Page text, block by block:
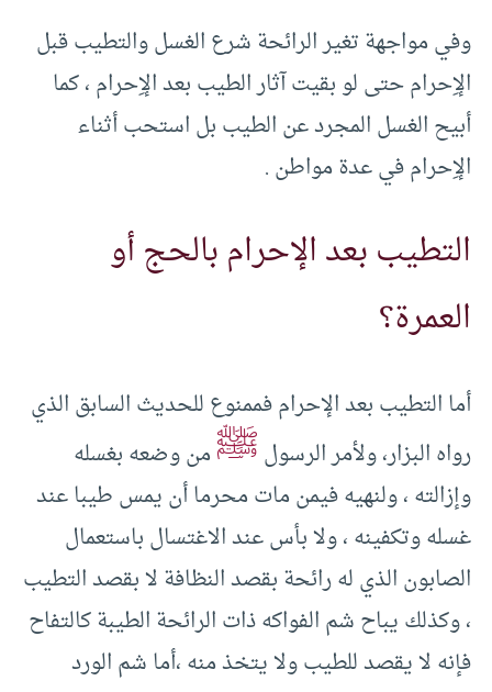
وفي مواجهة تغير الرائحة شرع الغسل والتطيب قبل
الإِحرام حتى لو بقيت آثار الطيب بعد الإِحرام ، كما
أبيح الغسل المجرد عن الطيب بل استحب أثناء
الإِحرام في عدة مواطن .
التطيب بعد الإحرام بالحج أو
العمرة؟
أما التطيب بعد الإحرام فممنوع للحديث السابق الذي
رواه البزار، ولأمر الرسولﷺمن وضعه بغسله
وإزالته ، ولنهيه فيمن مات محرما أن يمس طيبا عند
غسله وتكفينه ، ولا بأس عند الاغتسال باستعمال
الصابون الذي له رائحة بقصد النظافة لا بقصد التطيب
، وكذلك يباح شم الفواكه ذات الرائحة الطيبة كالتفاح
فإنه لا يقصد للطيب ولا يتخذ منه ،أما شم الورد